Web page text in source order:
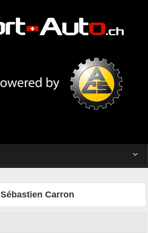
Sébastien Carron